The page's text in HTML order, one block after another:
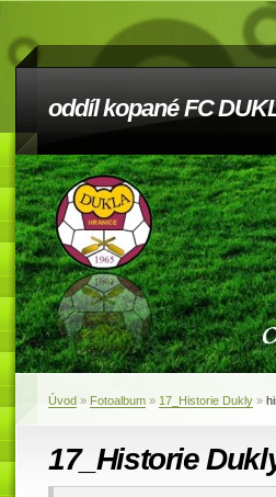
oddíl kopané FC
Úvod » Fotoalbum » 17_Historie Dukly »
17_Historie